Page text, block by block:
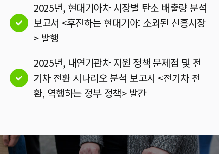
2025년, 현대기아차 시장별 탄소 배출량 분석
보고서 <후진하는 현대기아: 소외된 신흥시장
> 발행
2025년, 내연기관차 지원 정책 문제점 및 전
기차 전환 시나리오 분석 보고서 <전기차 전
환, 역행하는 정부 정책> 발간